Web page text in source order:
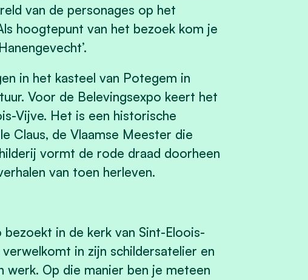
van de personages op het
hoogtepunt van het bezoek kom je
in het kasteel van Potegem in
Voor de Belevingsexpo keert het
Vijve. Het is een historische
Claus, de Vlaamse Meester die
vormt de rode draad doorheen
van toen herleven.
in de kerk van Sint-Eloois-
in zijn schildersatelier en
Op die manier ben je meteen